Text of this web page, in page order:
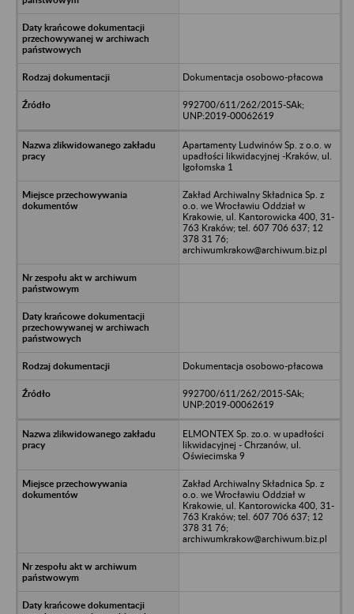
Dokumentacja osobowo-płacowa
992700/611/262/2015-SAk;
UNP:2019-00062619
Apartamenty Ludwinów Sp. z o.o. w
upadłości likwidacyjnej -Kraków, ul.
Igołomska 1
Zakład Archiwalny Składnica Sp. z
o.o. we Wrocławiu Oddział w
Krakowie, ul. Kantorowicka 400, 31-
763 Kraków; tel. 607 706 637; 12
378 31 76;
archiwumkrakow@archiwum.biz.pl
Dokumentacja osobowo-płacowa
992700/611/262/2015-SAk;
UNP:2019-00062619
ELMONTEX Sp. zo.o. w upadłości
likwidacyjnej - Chrzanów, ul.
Oświecimska 9
Zakład Archiwalny Składnica Sp. z
o.o. we Wrocławiu Oddział w
Krakowie, ul. Kantorowicka 400, 31-
763 Kraków; tel. 607 706 637; 12
378 31 76;
archiwumkrakow@archiwum.biz.pl